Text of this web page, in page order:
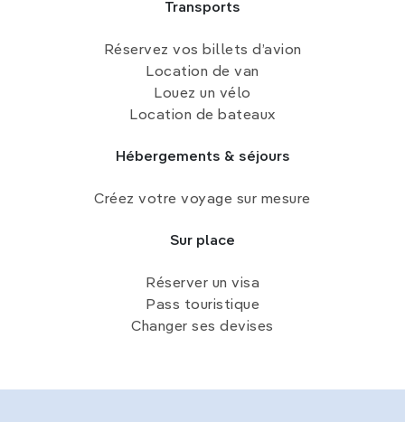
Transports
Réservez vos billets d’avion
Location de van
Louez un vélo
Location de bateaux
Hébergements & séjours
Créez votre voyage sur mesure
Sur place
Réserver un visa
Pass touristique
Changer ses devises